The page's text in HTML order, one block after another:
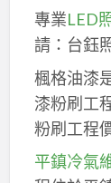
專業LED
請：台鈺
楓格油漆
漆粉刷工
粉刷工程
平鎮冷氣